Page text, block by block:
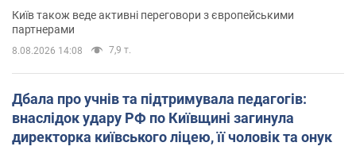
Київ також веде активні переговори з європейськими
партнерами
8.08.2026 14:08 7,9 т.
Дбала про учнів та підтримувала педагогів:
внаслідок удару РФ по Київщині загинула
директорка київського ліцею, її чоловік та онук